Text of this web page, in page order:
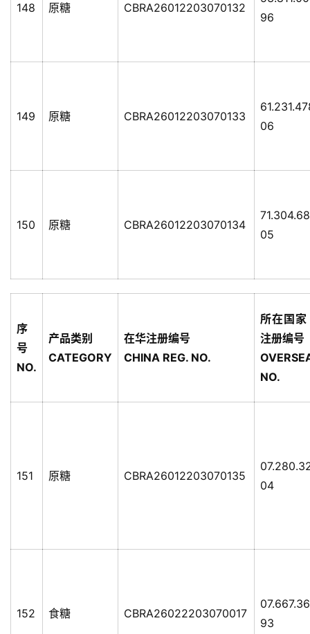
专
频
链
运
148 原糖 CBRA26012203070132
96
149 原糖 CBRA26012203070133
06
150 原糖 CBRA26012203070134
05
序
号
NO.
产品类别
CATEGORY
在华注册编号
CHINA REG. NO.
所在国
注册编号
NO.
151 原糖 CBRA26012203070135
04
152 食糖 CBRA26022203070017
93